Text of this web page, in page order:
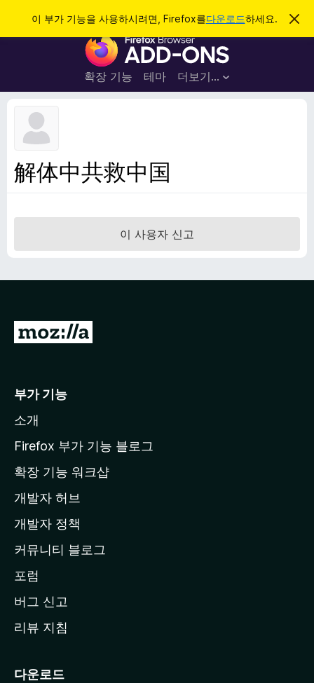
이 부가 기능을 사용하시려면, Firefox를다운로드하세요.
이
림
F
r
e
라
가
확장 기능 테마 더보기…
로그인
解体中共救中国
이 사용자 신고
M
l
a
페
이
지
이
동
부가 기능
소개
Firefox 부가 기능 블로그
확장 기능 워크샵
개발자 허브
개발자 정책
커뮤니티 블로그
포럼
버그 신고
리뷰 지침
다운로드